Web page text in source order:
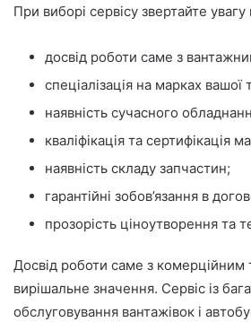
При виборі сервісу звертайте
досвід роботи саме з
спеціалізація на марках вашої
наявність сучасного
кваліфікація та сертифікація
наявність складу запчастин;
гарантійні зобов’язання в
прозорість ціноутворення та
Досвід роботи саме з комерційним
вирішальне значення. Сервіс із
обслуговування вантажівок і